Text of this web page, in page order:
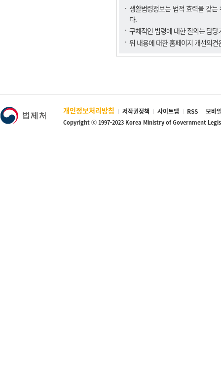
생활법령정보는 법적 효력을 갖
다.
구체적인 법령에 대한 질의는 담
위 내용에 대한 홈페이지 개선의
개인정보처리방침 저작권정책 사이트맵 RSS 모바
Copyright ⓒ 1997-2023 Korea Ministry of Government